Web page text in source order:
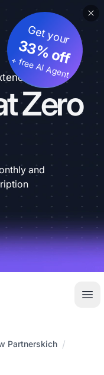
Zero
Get your
33% off
+ free AI Agent
and
Partnerskich /